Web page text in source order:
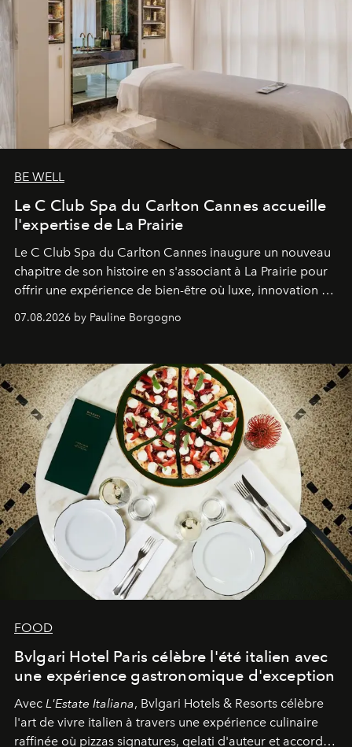
BE WELL
Le C Club Spa du Carlton Cannes accueille
l'expertise de La Prairie
Le C Club Spa du Carlton Cannes inaugure un nouveau
chapitre de son histoire en s'associant à La Prairie pour
offrir une expérience de bien-être où luxe, innovation et
expertise se rencontrent.
07.08.2026 by Pauline Borgogno
FOOD
Bvlgari Hotel Paris célèbre l'été italien avec
une expérience gastronomique d'exception
Avec L'Estate Italiana, Bvlgari Hotels & Resorts célèbre
l'art de vivre italien à travers une expérience culinaire
raffinée où pizzas signatures, gelati d'auteur et accords